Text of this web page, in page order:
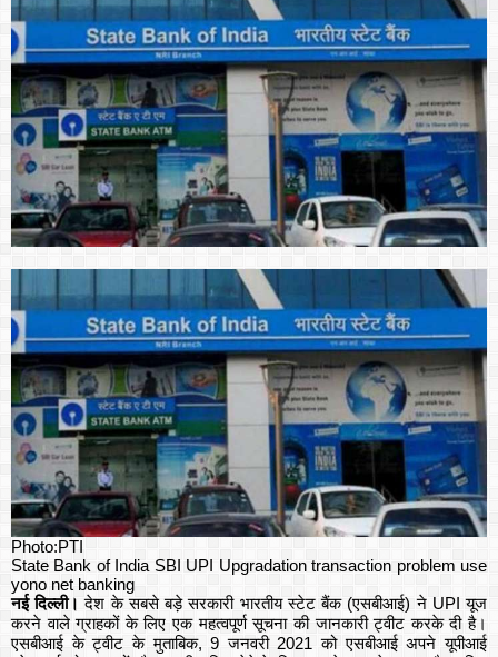
Photo:PTI
State Bank of India SBI UPI Upgradation transaction problem use
yono net banking
नई दिल्ली। देश के सबसे बड़े सरकारी भारतीय स्टेट बैंक (एसबीआई) ने UPI यूज
करने वाले ग्राहकों के लिए एक महत्वपूर्ण सूचना की जानकारी ट्वीट करके दी है।
एसबीआई के ट्वीट के मुताबिक, 9 जनवरी 2021 को एसबीआई अपने यूपीआई